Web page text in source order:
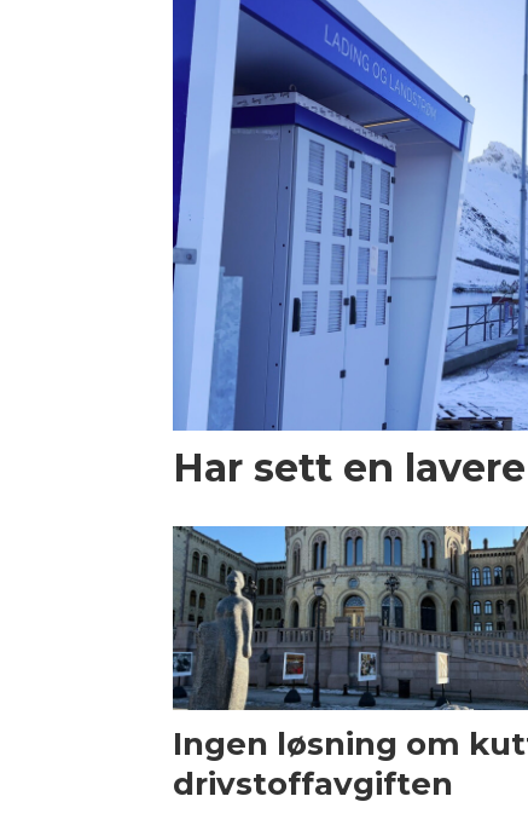
Har sett en
Ingen løsning om
drivstoffavgiften